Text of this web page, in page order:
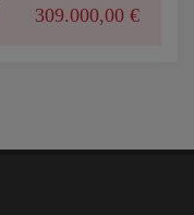
309.000,00 €